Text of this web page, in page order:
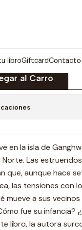
libroGiftcardContacto
JONG-
al Carro
en la isla de
Las
que, aunque hace
las tensiones con
mueve a sus
fue su infancia?
libro, la autora